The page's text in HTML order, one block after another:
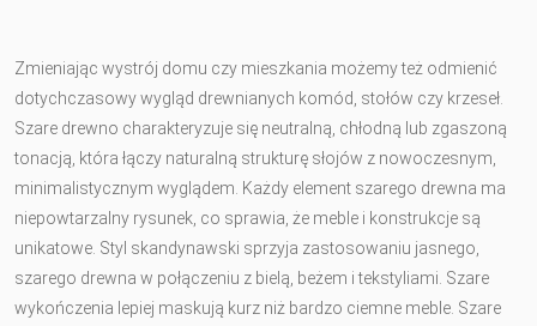
Zmieniając wystrój domu czy mieszkania możemy też odmienić
dotychczasowy wygląd drewnianych komód, stołów czy krzeseł.
Szare drewno charakteryzuje się neutralną, chłodną lub zgaszoną
tonacją, która łączy naturalną strukturę słojów z nowoczesnym,
minimalistycznym wyglądem. Każdy element szarego drewna ma
niepowtarzalny rysunek, co sprawia, że meble i konstrukcje są
unikatowe. Styl skandynawski sprzyja zastosowaniu jasnego,
szarego drewna w połączeniu z bielą, beżem i tekstyliami. Szare
wykończenia lepiej maskują kurz niż bardzo ciemne meble. Szare